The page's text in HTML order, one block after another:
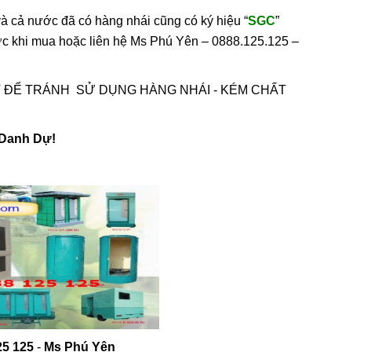
cả nước đã có hàng nhái cũng có ký hiệu “SGC”
khi mua hoặc liên hệ Ms Phú Yên – 0888.125.125 –
ĐỂ TRÁNH SỬ DỤNG HÀNG NHÁI - KÉM CHẤT
Dự!
125 - Ms Phú Yên
Động Giá
OO 3329
Cộng